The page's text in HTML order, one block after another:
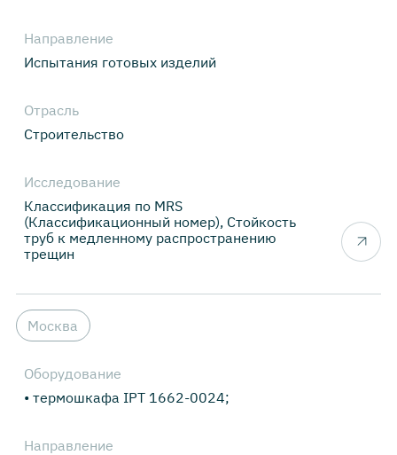
Направление
Испытания готовых изделий
Отрасль
Строительство
Исследование
Классификация по MRS
(Классификационный номер), Стойкость
труб к медленному распространению
трещин
Москва
Оборудование
• термошкафа IPT 1662-0024;
Направление